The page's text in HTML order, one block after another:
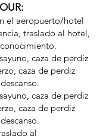
el aeropuerto/hotel
traslado al hotel,
caza de perdiz
caza de perdiz
caza de perdiz
caza de perdiz
al